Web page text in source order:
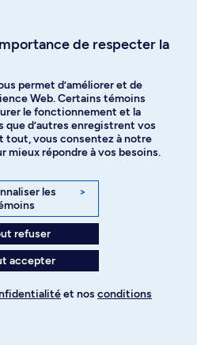
d’avance en
a écrit sur le
de respecter la
permet d’améliorer et de
Web. Certains témoins
le fonctionnement et la
que d’autres enregistrent vos
tout, vous consentez à notre
mieux répondre à vos besoins.
les
>
refuser
accepter
et nos conditions